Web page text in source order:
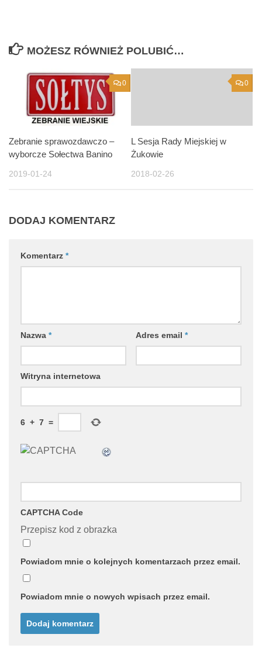
MOŻESZ RÓWNIEŻ POLUBIĆ…
0
Zebranie sprawozdawczo –
wyborcze Sołectwa Banino
2019-01-24
0
L Sesja Rady Miejskiej w
Żukowie
2018-02-26
DODAJ KOMENTARZ
Komentarz *
Nazwa * Adres email *
Witryna internetowa
6 + 7 =
CAPTCHA Code
Przepisz kod z obrazka
Powiadom mnie o kolejnych komentarzach przez email.
Powiadom mnie o nowych wpisach przez email.